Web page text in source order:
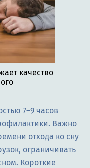
качество
7–9 часов
Важно
отхода ко сну
ограничивать
Короткие